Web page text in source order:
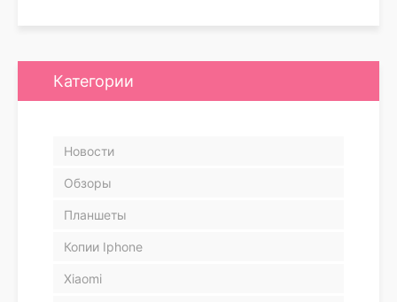
Категории
Новости
Обзоры
Планшеты
Копии Iphone
Xiaomi